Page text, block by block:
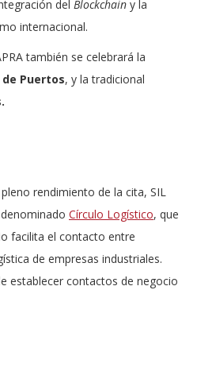
del Blockchain y la
internacional.
también se celebrará la
Puertos, y la tradicional
rendimiento de la cita, SIL
Círculo Logístico, que
facilita el contacto entre
de empresas industriales.
establecer contactos de negocio